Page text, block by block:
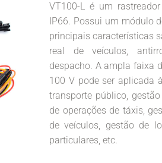
VT100-L é um
IP66. Possui um módulo
principais características
real de veículos,
despacho. A ampla faixa
100 V pode ser aplicada
transporte público,
de operações de táxis,
de veículos, gestão de
particulares, etc.